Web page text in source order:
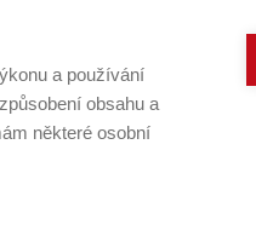
a používání
obsahu a
některé osobní